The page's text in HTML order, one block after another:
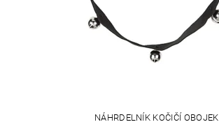
NÁHRDELNÍK KOČIČÍ OBOJEK